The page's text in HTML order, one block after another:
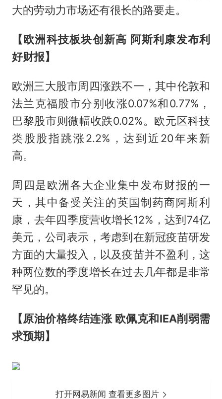
大的劳动力市场还有很长的路要走。
【欧洲科技板块创新高 阿斯利康发布利
好财报】
欧洲三大股市周四涨跌不一，其中伦敦和
法兰克福股市分别收涨0.07%和0.77%，
巴黎股市则微幅收跌0.02%。欧元区科技
类股股指跳涨2.2%，达到近20年来新
高。
周四是欧洲各大企业集中发布财报的一
天，其中备受关注的英国制药商阿斯利
康，去年四季度营收增长12%，达到74亿
美元，公司表示，考虑到在新冠疫苗研发
方面的大量投入，以及疫苗并不盈利，这
种两位数的季度增长在过去几年都是非常
罕见的。
【原油价格终结连涨 欧佩克和IEA削弱需
求预期】
打开网易新闻 查看更多图片